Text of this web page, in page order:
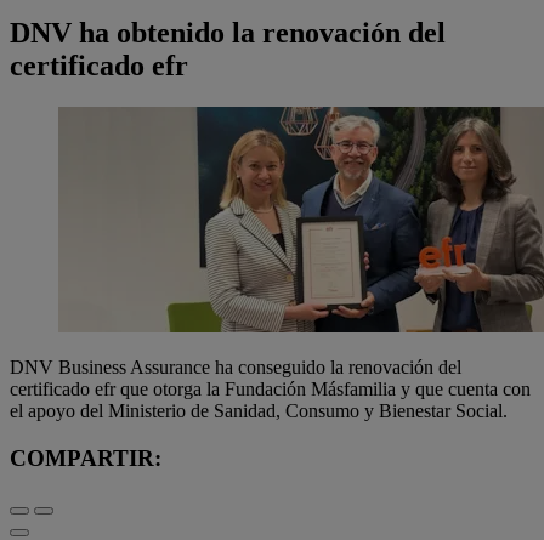
DNV ha obtenido la renovación del
certificado efr
DNV Business Assurance ha conseguido la renovación del
certificado efr que otorga la Fundación Másfamilia y que cuenta con
el apoyo del Ministerio de Sanidad, Consumo y Bienestar Social.
COMPARTIR: